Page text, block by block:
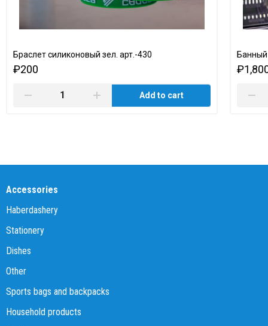
Браслет силиконовый зел. арт.-430
₽200
Add to cart
Accessories
Haberdashery
Stationery
Dishes
Other
Sports bags and backpacks
Household products